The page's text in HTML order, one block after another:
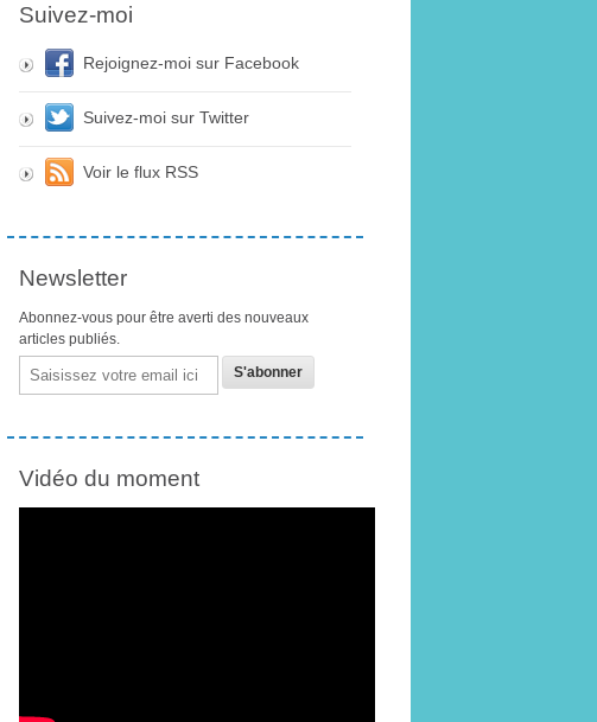
Suivez-moi
Rejoignez-moi sur Facebook
Suivez-moi sur Twitter
Voir le flux RSS
Newsletter
Abonnez-vous pour être averti des nouveaux
articles publiés.
Email
Vidéo du moment